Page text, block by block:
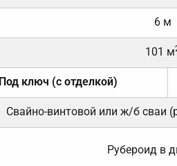
6 м
101 м
Под ключ (с отделкой)
Свайно-винтовой или ж/б сваи
Рубероид в